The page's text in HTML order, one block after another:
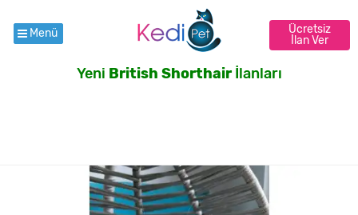
Menü
Ücretsiz
İlan Ver
Yeni British Shorthairİlanları